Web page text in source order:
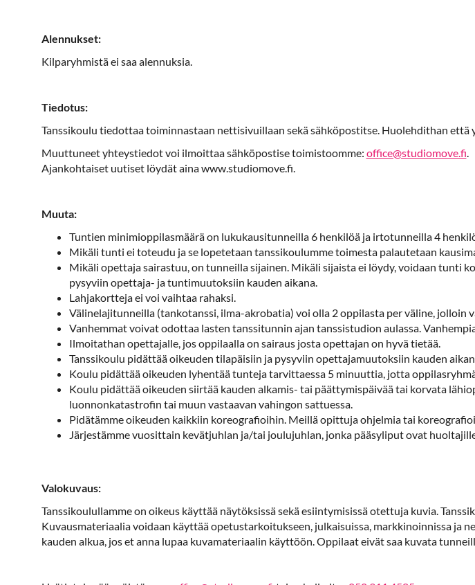
Alennukset:
Kilparyhmistä ei saa alennuksia.
Tiedotus:
Tanssikoulu tiedottaa toiminnastaan nettisivuillaan sekä sähköpostitse. Huolehdithan että
Muuttuneet yhteystiedot voi ilmoittaa sähköpostise toimistoomme: office@studiomove.fi.
Ajankohtaiset uutiset löydät aina www.studiomove.fi.
Muuta:
Tuntien minimioppilasmäärä on lukukausitunneilla 6 henkilöä ja irtotunneilla 4
​Mikäli tunti ei toteudu ja se lopetetaan tanssikoulumme toimesta palautetaan
Mikäli opettaja sairastuu, on tunneilla sijainen. Mikäli sijaista ei löydy, voidaan tunti
pysyviin opettaja- ja tuntimuutoksiin kauden aikana.
Lahjakortteja ei voi vaihtaa rahaksi.
Välinelajitunneilla (tankotanssi, ilma-akrobatia) voi olla 2 oppilasta per väline, jolloin
Vanhemmat voivat odottaa lasten tanssitunnin ajan tanssistudion aulassa.
Ilmoitathan opettajalle, jos oppilaalla on sairaus josta opettajan on hyvä tietää.
Tanssikoulu pidättää oikeuden tilapäisiin ja pysyviin opettajamuutoksiin kauden
Koulu pidättää oikeuden lyhentää tunteja tarvittaessa 5 minuuttia, jotta
Koulu pidättää oikeuden siirtää kauden alkamis- tai päättymispäivää tai korvata
luonnonkatastrofin tai muun vastaavan vahingon sattuessa.
Pidätämme oikeuden kaikkiin koreografioihin. Meillä opittuja ohjelmia tai
Järjestämme vuosittain kevätjuhlan ja/tai joulujuhlan, jonka pääsyliput ovat
Valokuvaus:
Tanssikoulullamme on oikeus käyttää näytöksissä sekä esiintymisissä otettuja kuvia.
Kuvausmateriaalia voidaan käyttää opetustarkoitukseen, julkaisuissa, markkinoinnissa ja
kauden alkua, jos et anna lupaa kuvamateriaalin käyttöön. Oppilaat eivät saa kuvata